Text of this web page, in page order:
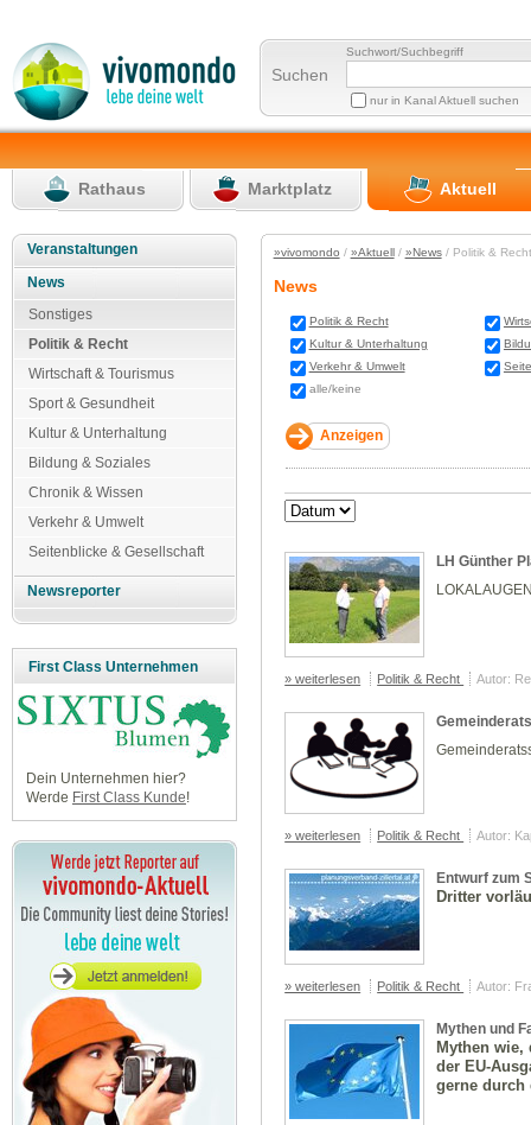
Suchen
Suchwort/Suchbegriff
nur in Kanal Aktuell suchen
Rathaus Marktplatz Aktuell
Veranstaltungen
News
Sonstiges
Politik & Recht
Wirtschaft & Tourismus
Sport & Gesundheit
Kultur & Unterhaltung
Bildung & Soziales
Chronik & Wissen
Verkehr & Umwelt
Seitenblicke & Gesellschaft
Newsreporter
First Class Unternehmen
Dein Unternehmen hier?
Werde First Class Kunde!
»vivomondo / »Aktuell/ »News/ Politik &
News
Politik & Recht
Kultur & Unterhaltung
Verkehr & Umwelt
alle/keine
LH Günther
» weiterlesen Politik & Recht Autor:
» weiterlesen Politik & Recht Autor:
Entwurf zum
Dritter
» weiterlesen Politik & Recht Autor:
Mythen und
Mythen
der EU-
gerne durch